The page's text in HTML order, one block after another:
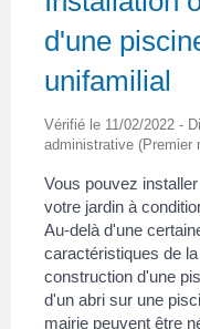
d'une
unifamilial
Vérifié le 11/02/2022 -
administrative (Premier
Vous pouvez
votre jardin à
Au-delà d'une
caractéristiques de
construction d'une
d'un abri sur une
mairie peuvent être